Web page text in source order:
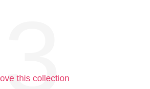
this collection